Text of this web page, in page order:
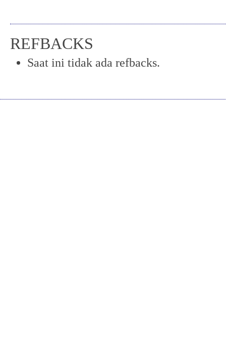
REFBACKS
Saat ini tidak ada refbacks.